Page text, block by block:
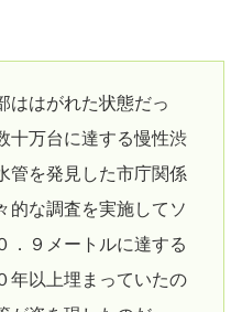
ははがれた状態だっ
十万台に達する慢性渋
管を発見した市庁関係
的な調査を実施してソ
．９メートルに達する
年以上埋まっていたの